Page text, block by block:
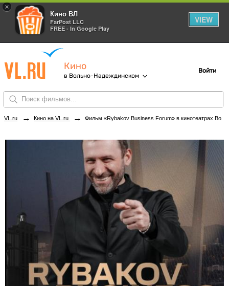
×
Кино ВЛ
FarPost LLC
FREE - In Google Play
VIEW
Кино
в Вольно-Надеждинском
Войти
VL.ru → Кино на VL.ru → Фильм «Rybakov Business Forum» в кинотеатрах Вольно-Надеждинского. Купить билеты!